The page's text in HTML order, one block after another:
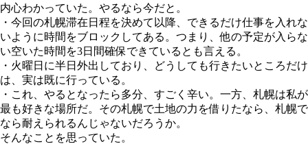
内心わかっていた。やるなら今だと。
・今回の札幌滞在日程を決めて以降、できるだけ仕事を入れな
いように時間をブロックしてある。つまり、他の予定が入らな
い空いた時間を3日間確保できているとも言える。
・火曜日に半日外出しており、どうしても行きたいところだけ
は、実は既に行っている。
・これ、やるとなったら多分、すごく辛い。一方、札幌は私が
最も好きな場所だ。その札幌で土地の力を借りたなら、札幌で
なら耐えられるんじゃないだろうか。
そんなことを思っていた。